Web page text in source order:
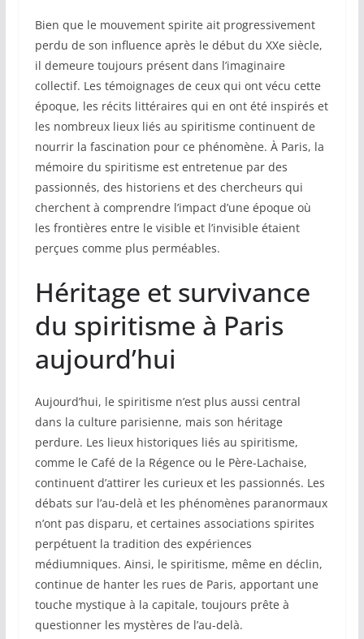
Bien que le mouvement spirite ait progressivement
perdu de son influence après le début du XXe siècle,
il demeure toujours présent dans l’imaginaire
collectif. Les témoignages de ceux qui ont vécu cette
époque, les récits littéraires qui en ont été inspirés et
les nombreux lieux liés au spiritisme continuent de
nourrir la fascination pour ce phénomène. À Paris, la
mémoire du spiritisme est entretenue par des
passionnés, des historiens et des chercheurs qui
cherchent à comprendre l’impact d’une époque où
les frontières entre le visible et l’invisible étaient
perçues comme plus perméables.
Héritage et survivance
du spiritisme à Paris
aujourd’hui
Aujourd’hui, le spiritisme n’est plus aussi central
dans la culture parisienne, mais son héritage
perdure. Les lieux historiques liés au spiritisme,
comme le Café de la Régence ou le Père-Lachaise,
continuent d’attirer les curieux et les passionnés. Les
débats sur l’au-delà et les phénomènes paranormaux
n’ont pas disparu, et certaines associations spirites
perpétuent la tradition des expériences
médiumniques. Ainsi, le spiritisme, même en déclin,
continue de hanter les rues de Paris, apportant une
touche mystique à la capitale, toujours prête à
questionner les mystères de l’au-delà.